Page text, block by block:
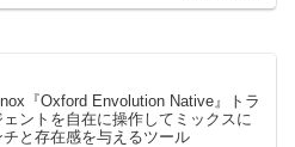
『Oxford Envolution Native』トラ
ェントを自在に操作してミックスに
チと存在感を与えるツール